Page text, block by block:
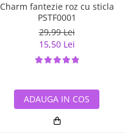
Charm fantezie roz cu sticla
PSTF0001
29,99 Lei
15,50 Lei
ADAUGA IN COS